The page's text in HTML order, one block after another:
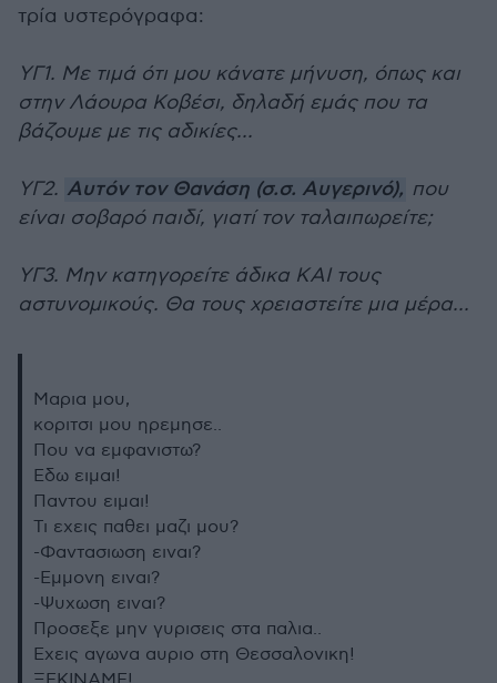
τρία υστερόγραφα:
ΥΓ1. Με τιμά ότι μου κάνατε μήνυση, όπως και
στην Λάουρα Κοβέσι, δηλαδή εμάς που τα
βάζουμε με τις αδικίες...
ΥΓ2. Αυτόν τον Θανάση (σ.σ. Αυγερινό), που
είναι σοβαρό παιδί, γιατί τον ταλαιπωρείτε;
ΥΓ3. Μην κατηγορείτε άδικα ΚΑΙ τους
αστυνομικούς. Θα τους χρειαστείτε μια μέρα...
Μαρια μου,
κοριτσι μου ηρεμησε..
Που να εμφανιστω?
Εδω ειμαι!
Παντου ειμαι!
Τι εχεις παθει μαζι μου?
-Φαντασιωση ειναι?
-Εμμονη ειναι?
-Ψυχωση ειναι?
Προσεξε μην γυρισεις στα παλια..
Εχεις αγωνα αυριο στη Θεσσαλονικη!